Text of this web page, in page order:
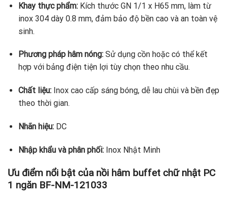
Khay thực phẩm:Kích thước GN 1/1 x H65 mm, làm từ
inox 304 dày 0.8 mm, đảm bảo độ bền cao và an toàn vệ
sinh.
Phương pháp hâm nóng:Sử dụng cồn hoặc có thể kết
hợp với bảng điện tiện lợi tùy chọn theo nhu cầu.
Chất liệu:Inox cao cấp sáng bóng, dễ lau chùi và bền đẹp
theo thời gian.
Nhãn hiệu:DC
Nhập khẩu và phân phối:Inox Nhật Minh
Ưu điểm nổi bật của nồi hâm buffet chữ nhật PC
1 ngăn BF-NM-121033